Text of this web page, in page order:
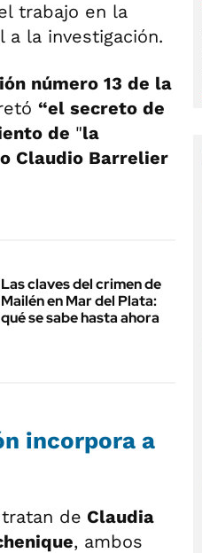
trabajo en la
a la investigación.
número 13 de la
“el secreto de
de "la
Claudio Barrelier
Las claves del crimen de
Mailén en Mar del Plata:
qué se sabe hasta ahora
incorpora a
de Claudia
, ambos